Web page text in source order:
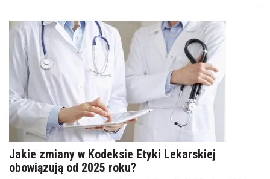
Jakie zmiany w Kodeksie Etyki Lekarskiej
obowiązują od 2025 roku?